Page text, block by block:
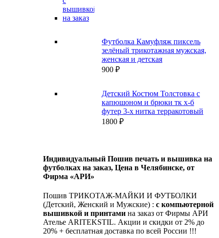
Футболка Камуфляж пиксель
зелёный трикотажная мужская,
женская и детская
900 ₽
Детский Костюм Толстовка с
капюшоном и брюки тк х-б
футер 3-х нитка терракотовый
1800 ₽
Индивидуальный Пошив печать и вышивка на
футболках на заказ, Цена в Челябинске, от
Фирма «АРИ»
Пошив ТРИКОТАЖ-МАЙКИ И ФУТБОЛКИ
(Детский, Женский и Мужские) : с компьютерной
вышивкой и принтами на заказ от Фирмы АРИ
Ателье ARITEKSTIL. Акции и скидки от 2% до
20% + бесплатная доставка по всей России !!!